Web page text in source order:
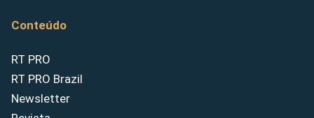
Conteúdo
RT PRO
RT PRO Brazil
Newsletter